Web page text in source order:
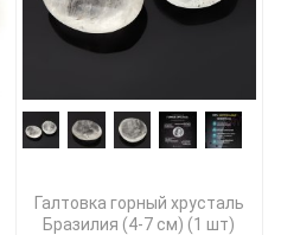
Галтовка горный хрусталь
Бразилия (4-7 см) (1 шт)